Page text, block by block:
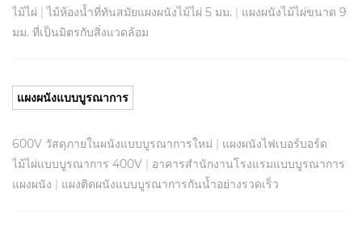
ไม้ไผ่ |ไม้ห้องน้ำที่ทันสมัยแผงผนังไม้ไผ่ 5 มม. | แผงผนังไม้ไผ่ขนาด 9
มม. ที่เป็นมิตรกับสิ่งแวดล้อม
แผงผนังแบบบูรณาการ
600V วัสดุภายในผนังแบบบูรณาการใหม่ | แผงผนังไฟเบอร์บอร์ด
ไม้ไผ่แบบบูรณาการ 400V | อาคารสำนักงานโรงแรมแบบบูรณาการ
แผงผนัง | แผงติดผนังแบบบูรณาการกันน้ำอย่างรวดเร็ว